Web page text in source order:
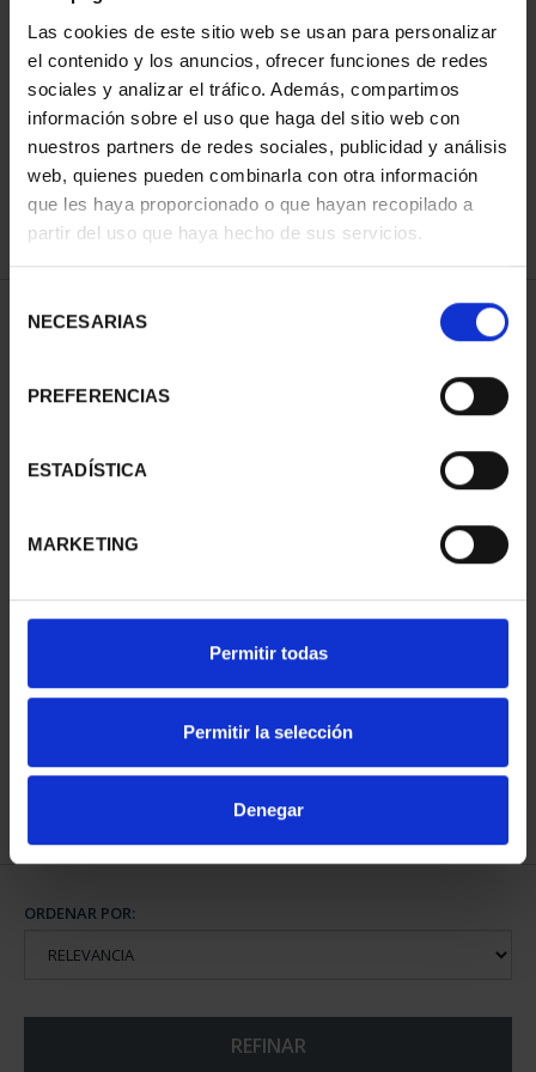
Las cookies de este sitio web se usan para personalizar
el contenido y los anuncios, ofrecer funciones de redes
sociales y analizar el tráfico. Además, compartimos
información sobre el uso que haga del sitio web con
nuestros partners de redes sociales, publicidad y análisis
web, quienes pueden combinarla con otra información
que les haya proporcionado o que hayan recopilado a
partir del uso que haya hecho de sus servicios.
NECESARIAS
PREFERENCIAS
ESTADÍSTICA
MARKETING
Permitir todas
Permitir la selección
Denegar
ORDENAR POR:
REFINAR
1 Productos encontrados
DE LA HUMANIDAD
COLE...
ORDENAR POR:
REFINAR